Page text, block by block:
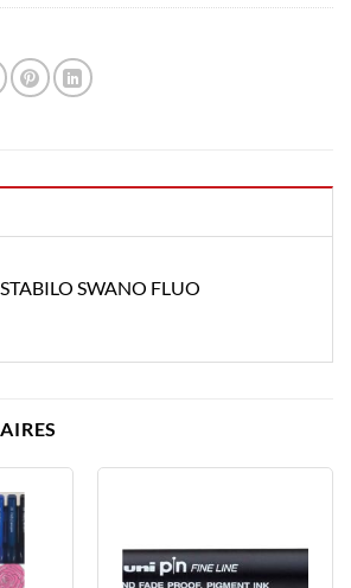
SWANO FLUO